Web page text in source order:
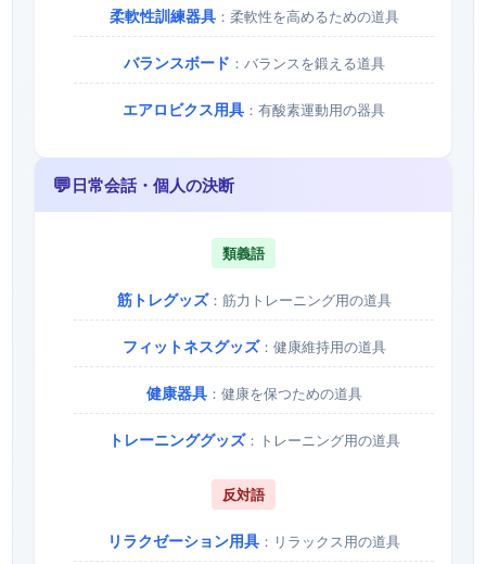
柔軟性訓練器具：柔軟性を高めるための道具
バランスボード ：バランスを鍛える道具
エアロビクス用具 ：有酸素運動用の器具
💬日常会話・個人の決断
類義語
筋トレグッズ：筋力トレーニング用の道具
フィットネスグッズ：健康維持用の道具
健康器具：健康を保つための道具
トレーニンググッズ：トレーニング用の道具
反対語
リラクゼーション用具 ：リラックス用の道具